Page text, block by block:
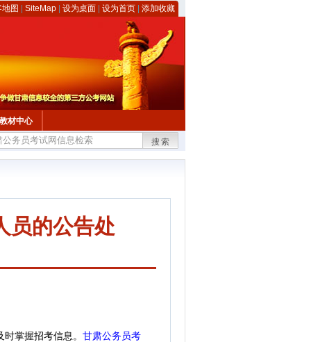
图 SiteMap 设为桌面 设为首页 添加收藏
教材中心
搜索
员的公告处
时掌握招考信息。 甘肃公务员考